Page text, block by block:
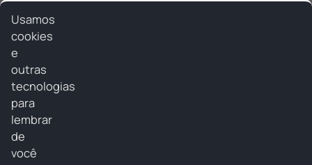
Usamos
cookies
e
outras
tecnologias
para
lembrar
de
você